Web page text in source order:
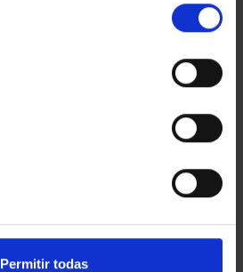
Permitir todas
SUSCRIPCIÓN
CAPITALES DE
PROVINCIA 2
Sólo para usuarios
registrados